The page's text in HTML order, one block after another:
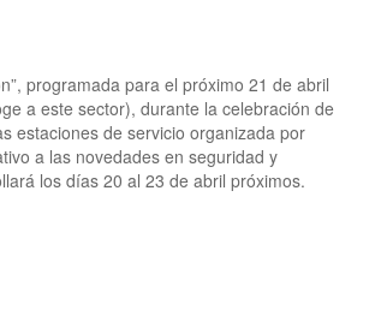
programada para el próximo 21 de abril
a este sector), durante la celebración de
estaciones de servicio organizada por
a las novedades en seguridad y
los días 20 al 23 de abril próximos.